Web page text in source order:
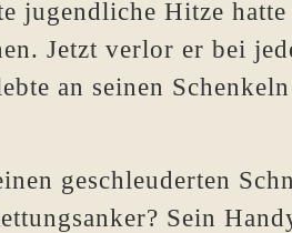
jugendliche Hitze
Jetzt verlor er bei
an seinen
geschleuderten
Sein